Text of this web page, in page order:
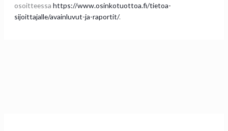
osoitteessa https://www.osinkotuottoa.fi/tietoa-
sijoittajalle/avainluvut-ja-raportit/.